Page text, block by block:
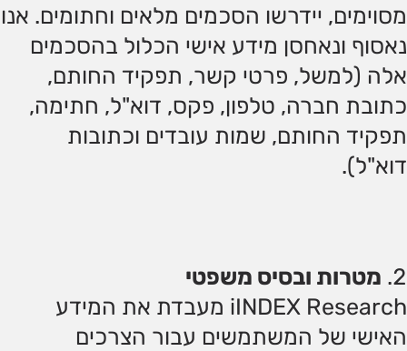
מסוימים, יידרשו הסכמים מלאים וחתומים. אנו
נאסוף ונאחסן מידע אישי הכלול בהסכמים
אלה (למשל, פרטי קשר, תפקיד החותם,
כתובת חברה, טלפון, פקס, דוא"ל, חתימה,
תפקיד החותם, שמות עובדים וכתובות
דוא"ל).
מטרות ובסיס משפטי
iINDEX Research מעבדת את המידע
האישי של המשתמשים עבור הצרכים